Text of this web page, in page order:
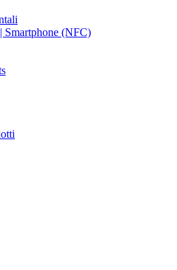
Smartphone (NFC)